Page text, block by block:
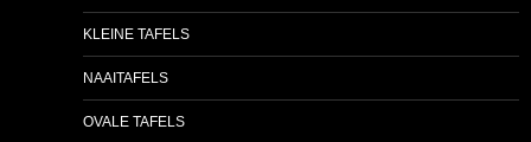
KLEINE TAFELS
NAAITAFELS
OVALE TAFELS